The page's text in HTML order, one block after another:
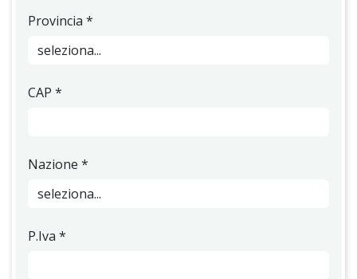
Provincia *
CAP *
Nazione *
P.Iva *